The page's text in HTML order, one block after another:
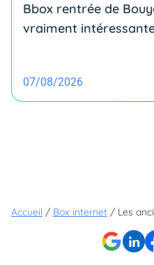
Bbox rentrée de
vraiment
07/08/2026
Accueil / Box internet /